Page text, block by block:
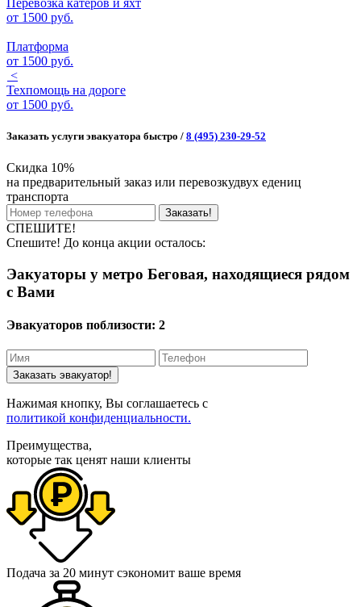
от 1500 руб.
Платформа
от 1500 руб.
<
Техпомощь на дороге
от 1500 руб.
Заказать услуги эвакуатора быстро / 8 (495) 230-29-52
Скидка 10%
на предварительный заказ или перевозкудвух едениц
транспорта
Заказать!
СПЕШИТЕ!
Спешите! До конца акции осталось:
Эакуаторы у метро Беговая, находящиеся рядом
с Вами
Эвакуаторов поблизости: 2
Заказать эвакуатор!
Нажимая кнопку, Вы соглашаетесь с
политикой конфиденциальности.
Преимущества,
которые так ценят наши клиенты
Подача за 20 минут сэкономит ваше время